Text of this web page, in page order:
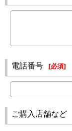
電話番号 [必須]
ご購入店舗など